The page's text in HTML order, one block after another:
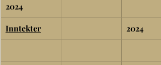
2024
Inntekter 2024